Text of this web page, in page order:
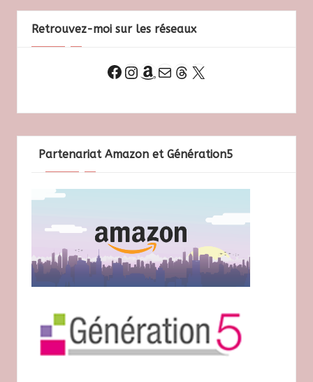
Retrouvez-moi sur les réseaux
Facebook
Instagram
Amazon
E-mailThreads
X
Partenariat Amazon et Génération5